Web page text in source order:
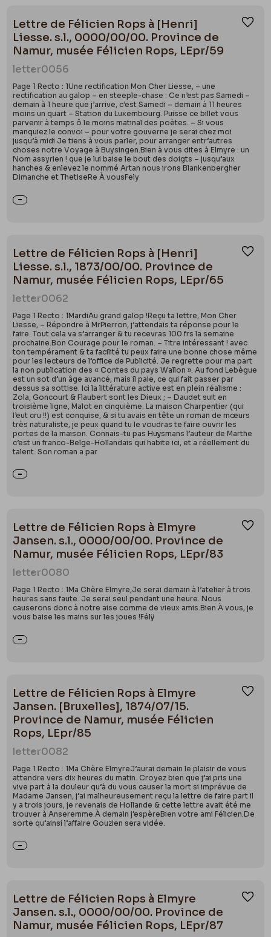
Lettre de Félicien Rops à [Henri]
Liesse. s.l., 0000/00/00. Province de
Namur, musée Félicien Rops, LEpr/59
letter0056
Page 1 Recto : 1Une rectification Mon Cher Liesse, – une
rectification au galop – en steeple-chase : Ce n’est pas Samedi –
demain à 1 heure que j’arrive, c’est Samedi – demain à 11 heures
moins un quart – Station du Luxembourg. Puisse ce billet vous
parvenir à temps ô le moins matinal des poètes. – Si vous
manquiez le convoi – pour votre gouverne je serai chez moi
jusqu’à midi Je tiens à vous parler, pour arranger entr’autres
choses notre Voyage à Buysingen.Bien à vous dites à Elmyre : un
Nom assyrien ! que je lui baise le bout des doigts – jusqu’aux
hanches & enlevez le nommé Artan nous irons Blankenbergher
Dimanche et ThetiseRe À vousFely
Lettre de Félicien Rops à [Henri]
Liesse. s.l., 1873/00/00. Province de
Namur, musée Félicien Rops, LEpr/65
letter0062
Page 1 Recto : 1MardiAu grand galop !Reçu ta lettre, Mon Cher
Liesse, – Répondre à MrPierron, j’attendais ta réponse pour le
faire. Tout cela va s’arranger & tu recevras 100 frs la semaine
prochaine.Bon Courage pour le roman. – Titre intéressant ! avec
ton tempérament & ta facilité tu peux faire une bonne chose même
pour les lecteurs de l’office de Publicité. Je regrette pour ma part
la non publication des « Contes du pays Wallon ». Au fond Lebègue
est un sot d’un âge avancé, mais il paie, ce qui fait passer par
dessus sa sottise. Ici la littérature active est en plein réalisme :
Zola, Goncourt & Flaubert sont les Dieux ; – Daudet suit en
troisième ligne, Malot en cinquième. La maison Charpentier (qui
l’eut cru !!) est conquise, & si tu avais en tête un roman de mœurs
très naturaliste, je peux quand tu le voudras te faire ouvrir les
portes de la maison. Connais-tu pas Huÿsmans l’auteur de Marthe
c’est un franco-Belge-Hollandais qui habite ici, et a réellement du
talent. Son roman a par
Lettre de Félicien Rops à Elmyre
Jansen. s.l., 0000/00/00. Province de
Namur, musée Félicien Rops, LEpr/83
letter0080
Page 1 Recto : 1Ma Chère Elmyre,Je serai demain à l’atelier à trois
heures sans faute. Je serai seul pendant une heure. Nous
causerons donc à notre aise comme de vieux amis.Bien À vous, je
vous baise les mains sur les joues !Félÿ
Lettre de Félicien Rops à Elmyre
Jansen. [Bruxelles], 1874/07/15.
Province de Namur, musée Félicien
Rops, LEpr/85
letter0082
Page 1 Recto : 1Ma Chère ElmyreJ’aurai demain le plaisir de vous
attendre vers dix heures du matin. Croyez bien que j’ai pris une
vive part à la douleur qu’à du vous causer la mort si imprévue de
Madame Jansen, j’ai malheureusement reçu la lettre de faire part il
y a trois jours, je revenais de Hollande & cette lettre avait été me
trouver à Anseremme.À demain j’espèreBien votre ami Félicien.De
sorte qu’ainsi l’affaire Gouzien sera vidée.
Lettre de Félicien Rops à Elmyre
Jansen. s.l., 0000/00/00. Province de
Namur, musée Félicien Rops, LEpr/87